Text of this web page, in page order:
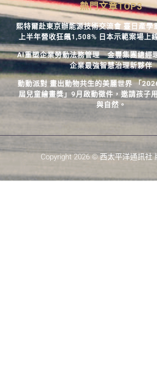
熱門文章TOP3
熙特爾赴東京辦能源技術交流會 臺日產
上半年營收狂飆1,508% 日本示範案場上
AI重塑企業勞動法務管理 金豐集團總經
企業最強智慧治理新夥伴
動動派對 畫出動物共生的美麗世界 「
屆兒童繪畫獎」9月啟動徵件，邀請孩子
與自然。
Copyright 2026 © 西太平洋通訊社